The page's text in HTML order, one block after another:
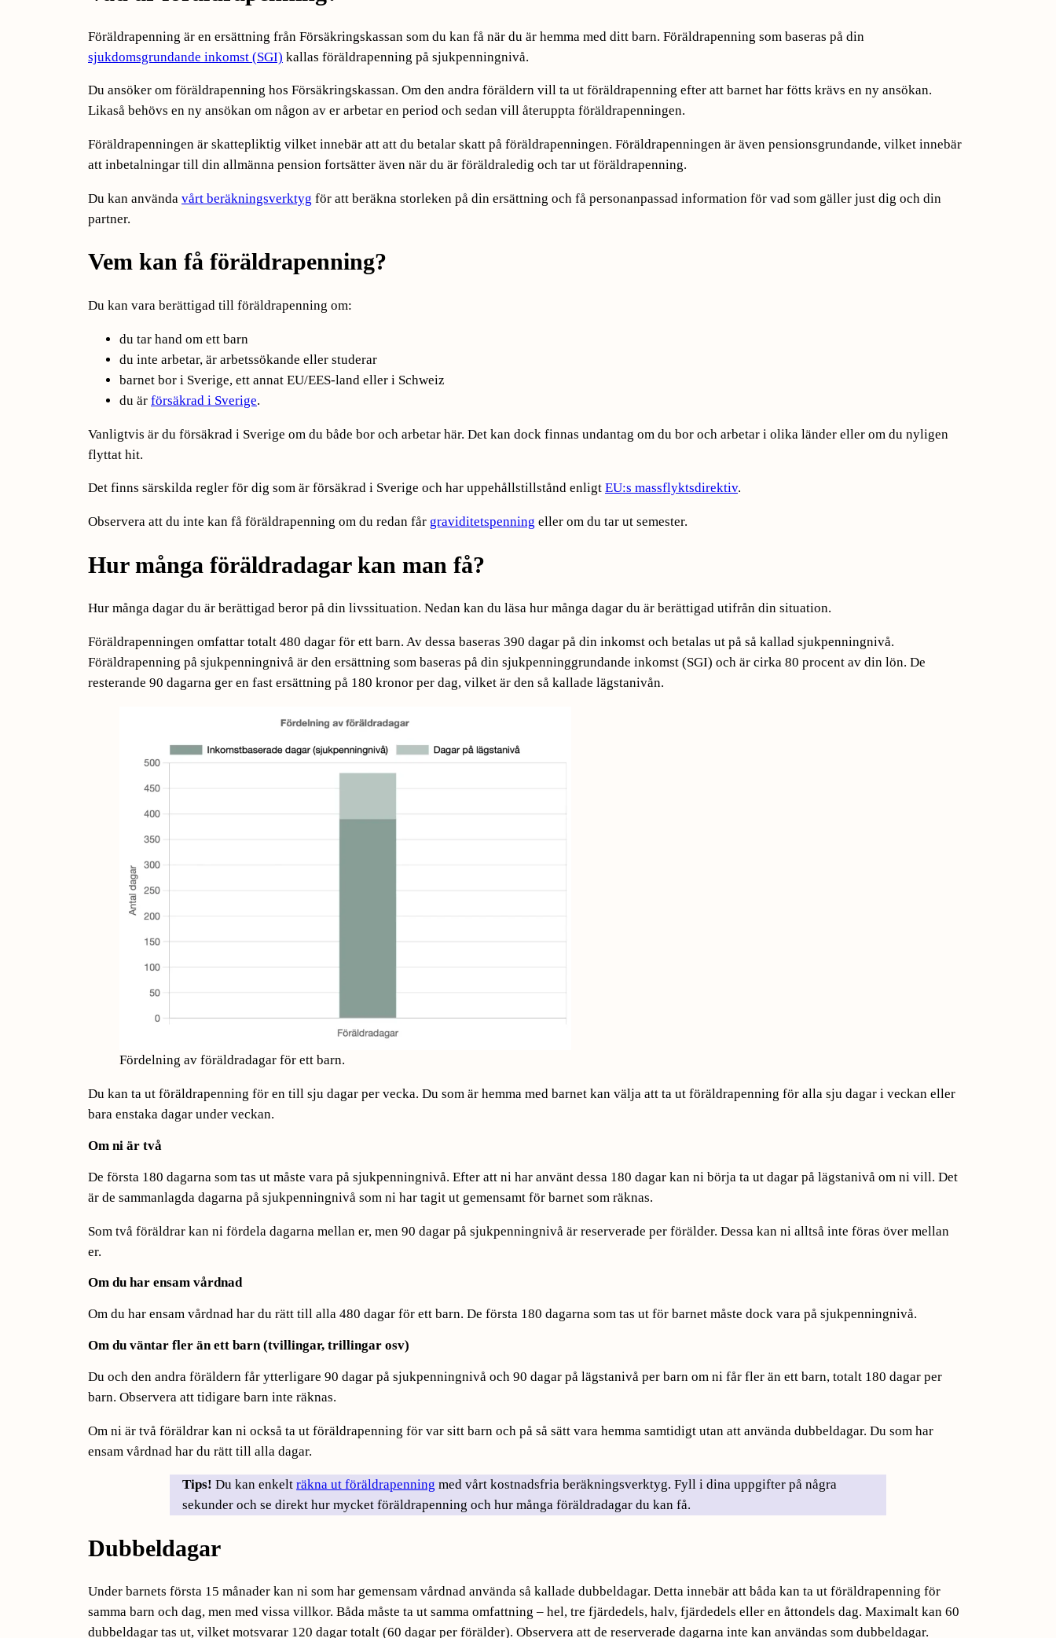
Föräldrapenning är en ersättning från Försäkringskassan som du kan få när du är hemma med ditt barn. Föräldrapenning som baseras på din
sjukdomsgrundande inkomst (SGI) kallas föräldrapenning på sjukpenningnivå.
Du ansöker om föräldrapenning hos Försäkringskassan. Om den andra föräldern vill ta ut föräldrapenning efter att barnet har fötts krävs en ny ansökan.
Likaså behövs en ny ansökan om någon av er arbetar en period och sedan vill återuppta föräldrapenningen.
Föräldrapenningen är skattepliktig vilket innebär att att du betalar skatt på föräldrapenningen. Föräldrapenningen är även pensionsgrundande, vilket innebär
att inbetalningar till din allmänna pension fortsätter även när du är föräldraledig och tar ut föräldrapenning.
Du kan använda vårt beräkningsverktyg för att beräkna storleken på din ersättning och få personanpassad information för vad som gäller just dig och din
partner.
Vem kan få föräldra­penning?
Du kan vara berättigad till föräldrapenning om:
du tar hand om ett barn
du inte arbetar, är arbetssökande eller studerar
barnet bor i Sverige, ett annat EU/EES-land eller i Schweiz
du är försäkrad i Sverige.
Vanligtvis är du försäkrad i Sverige om du både bor och arbetar här. Det kan dock finnas undantag om du bor och arbetar i olika länder eller om du nyligen
flyttat hit.
Det finns särskilda regler för dig som är försäkrad i Sverige och har uppehållstillstånd enligt EU:s massflyktsdirektiv.
Observera att du inte kan få föräldrapenning om du redan får graviditetspenning eller om du tar ut semester.
Hur många föräldra­dagar kan man få?
Hur många dagar du är berättigad beror på din livssituation. Nedan kan du läsa hur många dagar du är berättigad utifrån din situation.
Föräldrapenningen omfattar totalt 480 dagar för ett barn. Av dessa baseras 390 dagar på din inkomst och betalas ut på så kallad sjukpenningnivå.
Föräldrapenning på sjukpenningnivå är den ersättning som baseras på din sjukpenninggrundande inkomst (SGI) och är cirka 80 procent av din lön. De
resterande 90 dagarna ger en fast ersättning på 180 kronor per dag, vilket är den så kallade lägstanivån.
Fördelning av föräldradagar för ett barn.
Du kan ta ut föräldrapenning för en till sju dagar per vecka. Du som är hemma med barnet kan välja att ta ut föräldrapenning för alla sju dagar i veckan eller
bara enstaka dagar under veckan.
Om ni är två
De första 180 dagarna som tas ut måste vara på sjukpenningnivå. Efter att ni har använt dessa 180 dagar kan ni börja ta ut dagar på lägstanivå om ni vill. Det
är de sammanlagda dagarna på sjukpenningnivå som ni har tagit ut gemensamt för barnet som räknas.
Som två föräldrar kan ni fördela dagarna mellan er, men 90 dagar på sjukpenning­nivå är reserverade per förälder. Dessa kan ni alltså inte föras över mellan
er.
Om du har ensam vårdnad
Om du har ensam vårdnad har du rätt till alla 480 dagar för ett barn. De första 180 dagarna som tas ut för barnet måste dock vara på sjukpenningnivå.
Om du väntar fler än ett barn (tvillingar, trillingar osv)
Du och den andra föräldern får ytterligare 90 dagar på sjukpenningnivå och 90 dagar på lägstanivå per barn om ni får fler än ett barn, totalt 180 dagar per
barn. Observera att tidigare barn inte räknas.
Om ni är två föräldrar kan ni också ta ut föräldrapenning för var sitt barn och på så sätt vara hemma samtidigt utan att använda dubbeldagar. Du som har
ensam vårdnad har du rätt till alla dagar.
Tips! Du kan enkelt räkna ut föräldrapenning med vårt kostnadsfria beräkningsverktyg. Fyll i dina uppgifter på några
sekunder och se direkt hur mycket föräldrapenning och hur många föräldradagar du kan få.
Dubbeldagar
Under barnets första 15 månader kan ni som har gemensam vårdnad använda så kallade dubbeldagar. Detta innebär att båda kan ta ut föräldrapenning för
samma barn och dag, men med vissa villkor. Båda måste ta ut samma omfattning – hel, tre fjärdedels, halv, fjärdedels eller en åttondels dag. Maximalt kan 60
dubbeldagar tas ut, vilket motsvarar 120 dagar totalt (60 dagar per förälder). Observera att de reserverade dagarna inte kan användas som dubbeldagar.